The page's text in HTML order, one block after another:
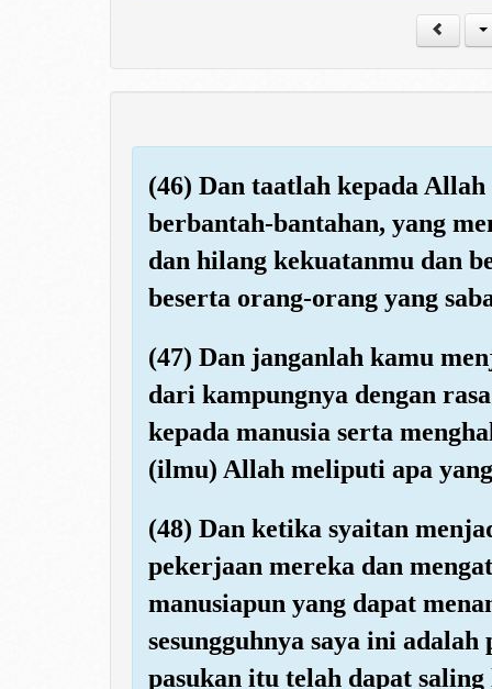
(46) Dan taatlah kepada
berbantah-bantahan, yang
dan hilang kekuatanmu dan
beserta orang-orang yang
(47) Dan janganlah kamu
dari kampungnya dengan
kepada manusia serta
(ilmu) Allah meliputi apa
(48) Dan ketika syaitan
pekerjaan mereka dan
manusiapun yang dapat
sesungguhnya saya ini
pasukan itu telah dapat